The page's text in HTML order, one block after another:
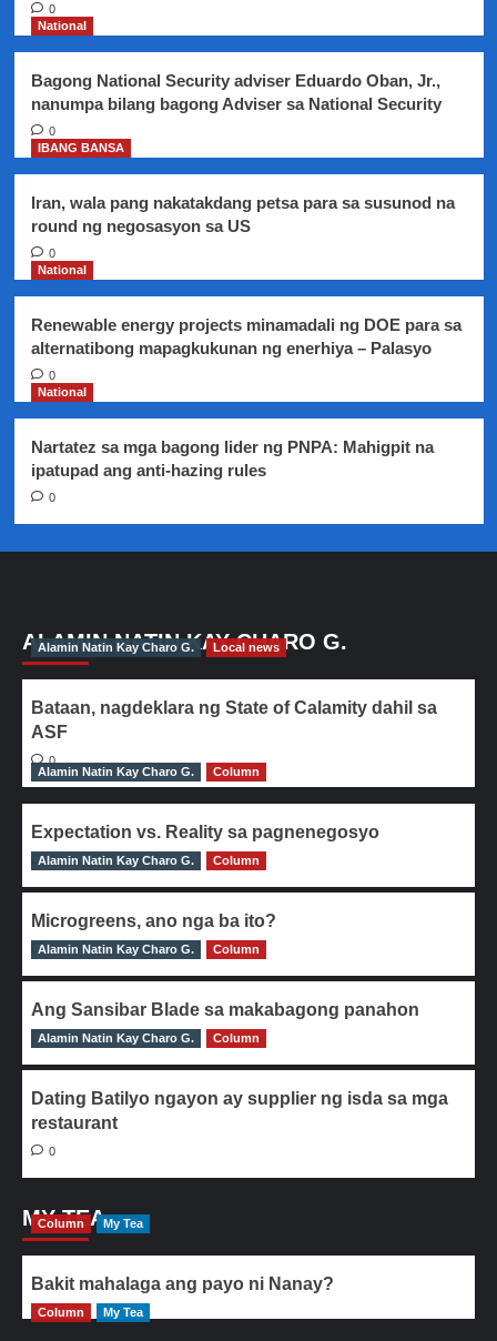
0
National
Bagong National Security adviser Eduardo Oban, Jr.,
nanumpa bilang bagong Adviser sa National Security
0
IBANG BANSA
Iran, wala pang nakatakdang petsa para sa susunod na
round ng negosasyon sa US
0
National
Renewable energy projects minamadali ng DOE para sa
alternatibong mapagkukunan ng enerhiya – Palasyo
0
National
Nartatez sa mga bagong lider ng PNPA: Mahigpit na
ipatupad ang anti-hazing rules
0
ALAMIN NATIN KAY CHARO G.
Alamin Natin Kay Charo G. Local news
Bataan, nagdeklara ng State of Calamity dahil sa
ASF
0
Alamin Natin Kay Charo G.
Column
Expectation vs. Reality sa pagnenegosyo
0
Alamin Natin Kay Charo G. Column
Microgreens, ano nga ba ito?
0
Alamin Natin Kay Charo G. Column
Ang Sansibar Blade sa makabagong panahon
0
Alamin Natin Kay Charo G. Column
Dating Batilyo ngayon ay supplier ng isda sa mga
restaurant
0
MY TEA
Column My Tea
Bakit mahalaga ang payo ni Nanay?
Column My Tea